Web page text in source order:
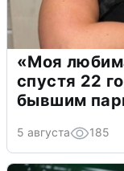
«Моя
спустя 22
бывшим
5 августа 185